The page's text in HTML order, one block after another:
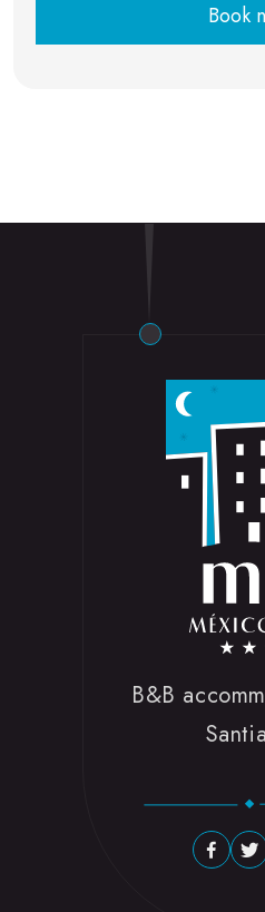
Book
B&B